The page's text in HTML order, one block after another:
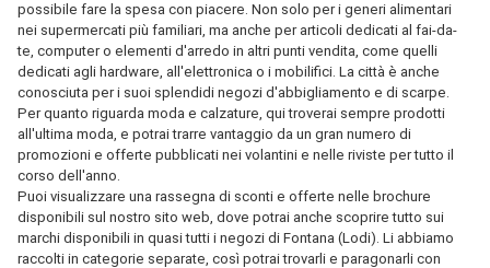
possibile fare la spesa con piacere. Non solo per i generi alimentari
nei supermercati più familiari, ma anche per articoli dedicati al fai-da-
te, computer o elementi d'arredo in altri punti vendita, come quelli
dedicati agli hardware, all'elettronica o i mobilifici. La città è anche
conosciuta per i suoi splendidi negozi d'abbigliamento e di scarpe.
Per quanto riguarda moda e calzature, qui troverai sempre prodotti
all'ultima moda, e potrai trarre vantaggio da un gran numero di
promozioni e offerte pubblicati nei volantini e nelle riviste per tutto il
corso dell'anno.
Puoi visualizzare una rassegna di sconti e offerte nelle brochure
disponibili sul nostro sito web, dove potrai anche scoprire tutto sui
marchi disponibili in quasi tutti i negozi di Fontana (Lodi). Li abbiamo
raccolti in categorie separate, così potrai trovarli e paragonarli con